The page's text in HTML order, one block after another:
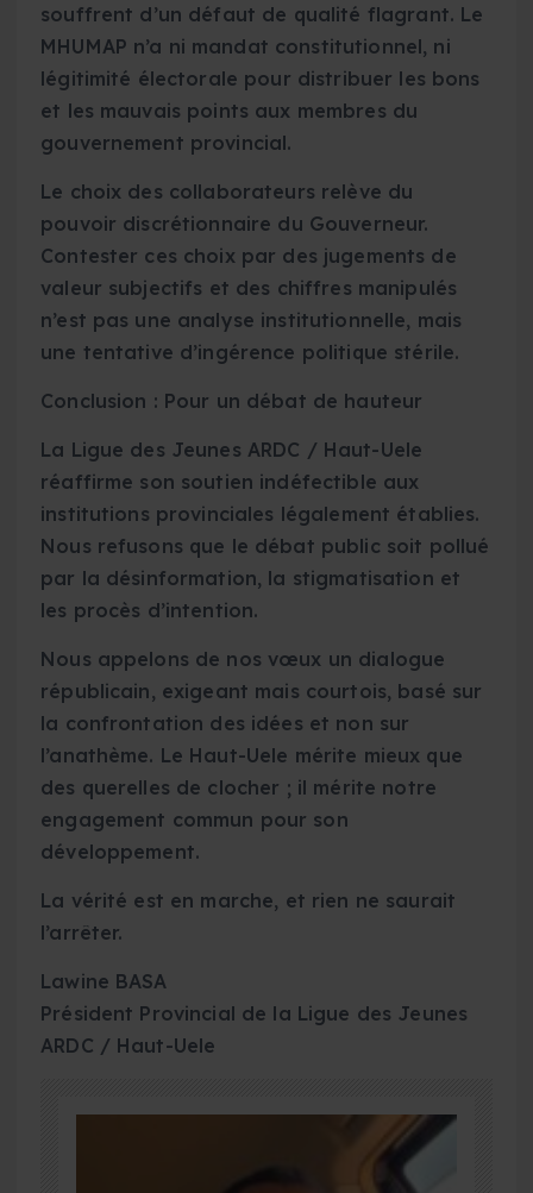
souffrent d’un défaut de qualité flagrant. Le
MHUMAP n’a ni mandat constitutionnel, ni
légitimité électorale pour distribuer les bons
et les mauvais points aux membres du
gouvernement provincial.
Le choix des collaborateurs relève du
pouvoir discrétionnaire du Gouverneur.
Contester ces choix par des jugements de
valeur subjectifs et des chiffres manipulés
n’est pas une analyse institutionnelle, mais
une tentative d’ingérence politique stérile.
Conclusion : Pour un débat de hauteur
La Ligue des Jeunes ARDC / Haut-Uele
réaffirme son soutien indéfectible aux
institutions provinciales légalement établies.
Nous refusons que le débat public soit pollué
par la désinformation, la stigmatisation et
les procès d’intention.
Nous appelons de nos vœux un dialogue
républicain, exigeant mais courtois, basé sur
la confrontation des idées et non sur
l’anathème. Le Haut-Uele mérite mieux que
des querelles de clocher ; il mérite notre
engagement commun pour son
développement.
La vérité est en marche, et rien ne saurait
l’arrêter.
Lawine BASA
Président Provincial de la Ligue des Jeunes
ARDC / Haut-Uele